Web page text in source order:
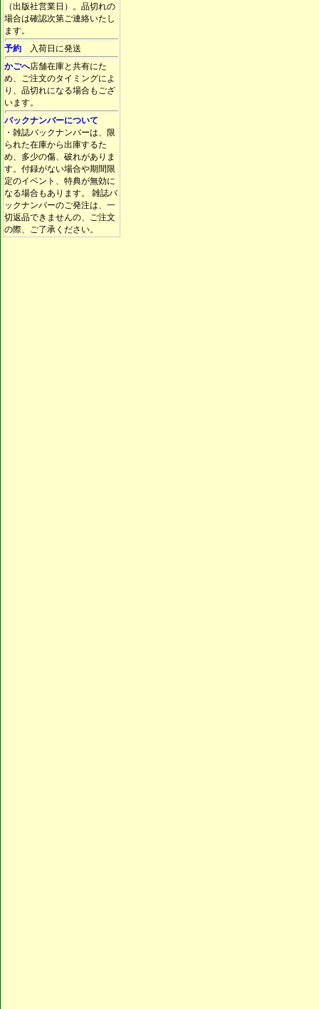
（出版社営業日）。品切れの
場合は確認次第ご連絡いたし
ます。
予約 入荷日に発送
かごへ店舗在庫と共有にた
め、ご注文のタイミングによ
り、品切れになる場合もござ
います。
バックナンバーについて
・雑誌バックナンバーは、限
られた在庫から出庫するた
め、多少の傷、破れがありま
す。付録がない場合や期間限
定のイベント、特典が無効に
なる場合もあります。 雑誌バ
ックナンバーのご発注は、一
切返品できませんの、ご注文
の際、ご了承ください。